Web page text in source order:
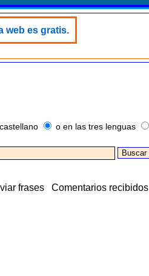
web es gratis.
o en las tres lenguas
frases Comentarios recibidos